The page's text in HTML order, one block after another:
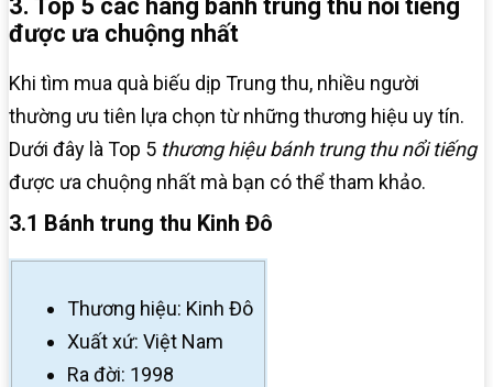
3. Top 5 các hãng bánh trung thu nổi tiếng
được ưa chuộng nhất
Khi tìm mua quà biếu dịp Trung thu, nhiều người
thường ưu tiên lựa chọn từ những thương hiệu uy tín.
Dưới đây là Top 5 thương hiệu bánh trung thu nổi tiếng
được ưa chuộng nhất mà bạn có thể tham khảo.
3.1 Bánh trung thu Kinh Đô
Thương hiệu: Kinh Đô
Xuất xứ: Việt Nam
Ra đời: 1998